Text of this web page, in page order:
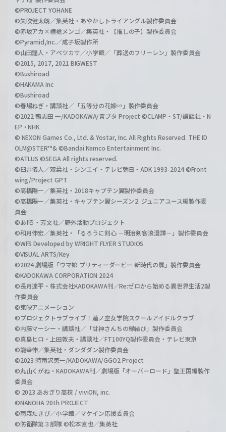
©PROJECT YOHANE
©矢吹健太朗／集英社・あやかしトライアングル製作委員会
©赤坂アカ×横槍メンゴ／集英社・【推しの子】製作委員会
©Pyramid,Inc.／成子坂製作所
©山田鐘人・アベツカサ／小学館／「葬送のフリーレン」製作委員会
©2015, 2017, 2021 BIGWEST
©Bushiroad
©HAKAMA Inc
©Bushiroad
©春場ねぎ・講談社／「五等分の花嫁∽」製作委員会
©2022 鴨志田 一/KADOKAWA/青ブタ Project ©CLAMP・ST/講談社・N
EP・NHK
© NEXON Games Co., Ltd. & Yostar, Inc. All Rights Reserved. THE ID
OLM@STER™& ©Bandai Namco Entertainment Inc.
©ATLUS ©SEGA All rights reserved.
©臼井儀人／双葉社・シンエイ・テレビ朝日・ADK 1993-2024 ©Front
wing/Project GPT
©高橋陽一／集英社・2018キャプテン翼製作委員会
©高橋陽一／集英社・キャプテン翼シーズン２ ジュニアユース編製作委
員会
©あfろ・芳文社／野外活動プロジェクト
©和月伸宏／集英社・「るろうに剣心 －明治剣客浪漫譚－」製作委員会
©WFS Developed by WRIGHT FLYER STUDIOS
©VISUAL ARTS/Key
©2024 劇場版「ウマ娘 プリティーダービー 新時代の扉」製作委員会
©KADOKAWA CORPORATION 2024
©長月達平・株式会社KADOKAWA刊／Re:ゼロから始める異世界生活2製
作委員会
©東映アニメーション
©プロジェクトラブライブ！蓮ノ空女学院スクールアイドルクラブ
©内藤マーシー・講談社／「甘神さんちの縁結び」製作委員会
©真島ヒロ・上田敦夫・講談社／FT100YQ製作委員会・テレビ東京
©龍幸伸／集英社・ダンダダン製作委員会
©2023 時雨沢恵一/KADOKAWA/GGO2 Project
©丸山くがね・KADOKAWA刊／劇場版「オーバーロード」聖王国編製作
委員会
© 2023 あおぎり高校 / viviON, inc.
©NANOHA 20th PROJECT
©雨森たきび／小学館／マケイン応援委員会
©防衛隊第３部隊 ©松本直也／集英社